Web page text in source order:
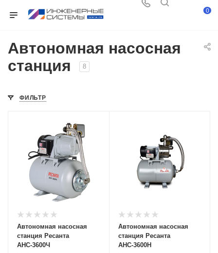
0
Автономная насосная
станция
8
ФИЛЬТР
Автономная насосная
станция Ресанта
АНС-3600Ч
Автономная насосная
станция Ресанта
АНС-3600Н